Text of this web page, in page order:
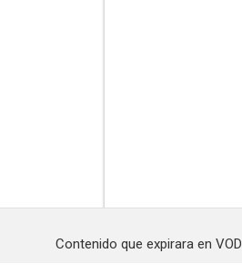
Contenido que expirara en VOD